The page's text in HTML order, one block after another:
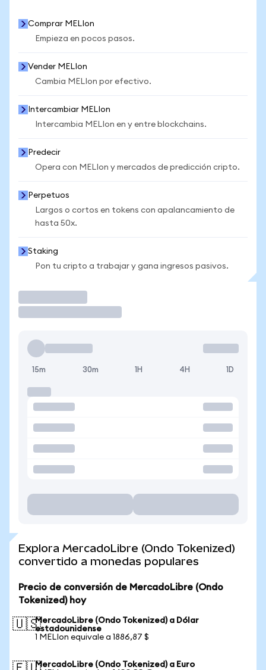
Comprar MELIon
Empieza en pocos pasos.
Vender MELIon
Cambia MELIon por efectivo.
Intercambiar MELIon
Intercambia MELIon en y entre blockchains.
Predecir
Opera con MELIon y mercados de predicción cripto.
Perpetuos
Largos o cortos en tokens con apalancamiento de
hasta 50x.
Staking
Pon tu cripto a trabajar y gana ingresos pasivos.
15m 30m 1H 4H 1D
Explora MercadoLibre (Ondo Tokenized)
convertido a monedas populares
Precio de conversión de MercadoLibre (Ondo
Tokenized) hoy
🇺🇸MercadoLibre (Ondo Tokenized) a Dólar
estadounidense
1 MELIon equivale a 1886,87 $
MercadoLibre (Ondo Tokenized) a Euro